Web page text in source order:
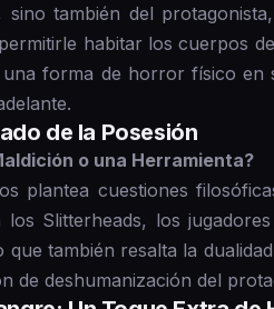
sino también del
habitar los cuerpos
forma de horror físico
de la Posesión
o una Herramienta?
plantea cuestiones
Slitterheads, los
también resalta la
de deshumanización del